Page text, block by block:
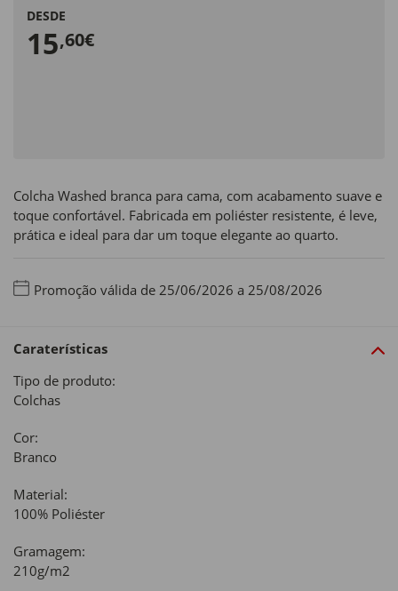
DESDE
15,60€
Colcha Washed branca para cama, com acabamento suave e
toque confortável. Fabricada em poliéster resistente, é leve,
prática e ideal para dar um toque elegante ao quarto.
Promoção válida de 25/06/2026 a 25/08/2026
Caraterísticas
Tipo de produto:
Colchas
Cor:
Branco
Material:
100% Poliéster
Gramagem:
210g/m2